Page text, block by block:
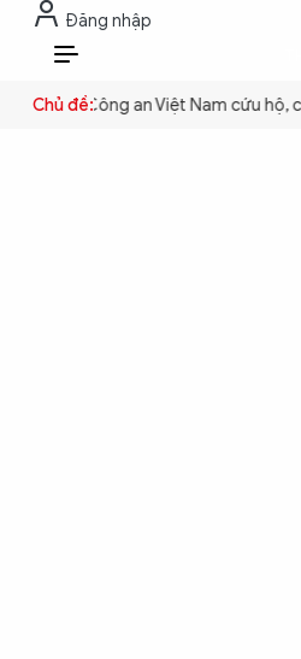
Đăng nhập
VI
Chủ đề:Công an Việt Nam cứu hộ,